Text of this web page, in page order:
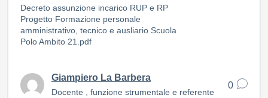
Decreto assunzione incarico RUP e RP
Progetto Formazione personale
amministrativo, tecnico e ausliario Scuola
Polo Ambito 21.pdf
Giampiero La Barbera
Docente , funzione strumentale e referente
0